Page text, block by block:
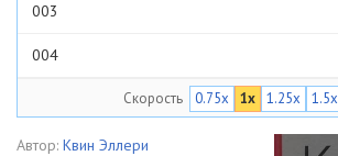
003
004
006
Скорость 0.75x 1x 1.25x 1.5x
Автор: Квин Эллери